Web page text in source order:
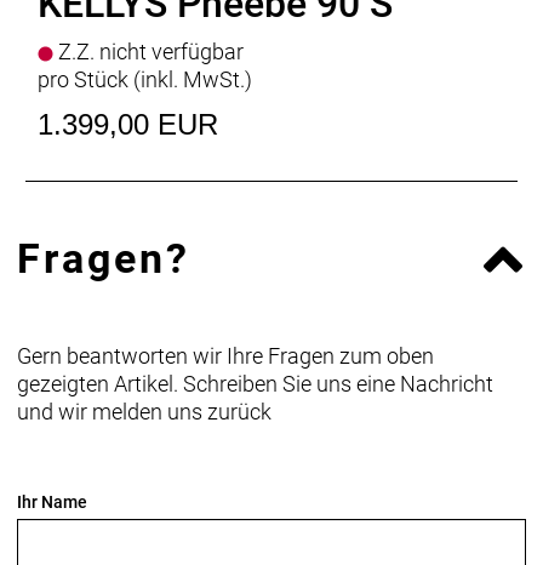
GriffeKLS Token 2Density
SattelstützeKLS Advanced - diam 27.2 mm / length
350 mm
SattelSELLE ROYAL Lookin Sport Visual Royalgel
Z.Z. nicht verfügbar
pro Stück (inkl. MwSt.)
1.399,00 EUR
Fragen?
Gern beantworten wir Ihre Fragen zum oben
gezeigten Artikel. Schreiben Sie uns eine Nachricht
und wir melden uns zurück
Ihr Name